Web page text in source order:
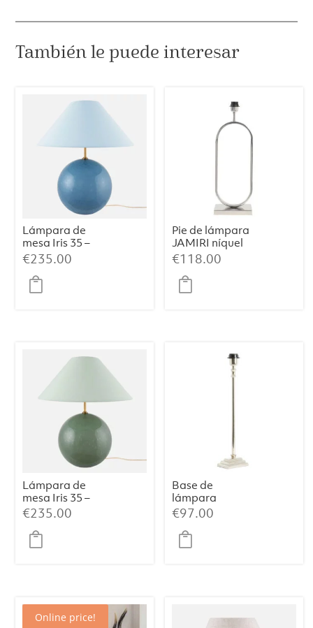
También le puede interesar
Lámpara de
mesa Iris 35 –
Azul paloma
€235.00
Pie de lámpara
JAMIRI níquel
€118.00
Lámpara de
mesa Iris 35 –
Verde
€235.00
Base de
lámpara
12×7,5×45 cm
KOTA níquel
€97.00
Online price!